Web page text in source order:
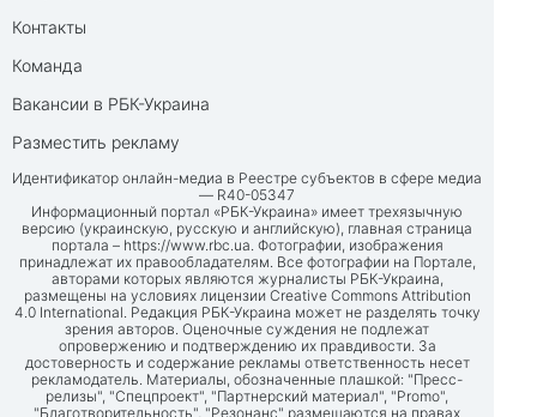
Контакты
Команда
Вакансии в РБК-Украина
Разместить рекламу
Идентификатор онлайн-медиа в Реестре субъектов в сфере медиа
— R40-05347
Информационный портал «РБК-Украина» имеет трехязычную
версию (украинскую, русскую и английскую), главная страница
портала – https://www.rbc.ua. Фотографии, изображения
принадлежат их правообладателям. Все фотографии на Портале,
авторами которых являются журналисты РБК-Украина,
размещены на условиях лицензии Creative Commons Attribution
4.0 International. Редакция РБК-Украина может не разделять точку
зрения авторов. Оценочные суждения не подлежат
опровержению и подтверждению их правдивости. За
достоверность и содержание рекламы ответственность несет
рекламодатель. Материалы, обозначенные плашкой: "Пресс-
релизы", "Спецпроект", "Партнерский материал", "Promo",
"Благотворительность", "Резонанс" размещаются на правах